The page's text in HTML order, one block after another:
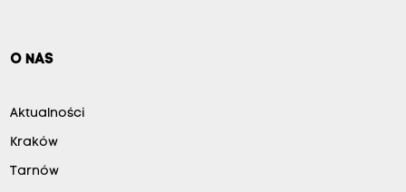
O NAS
Aktualności
Kraków
Tarnów